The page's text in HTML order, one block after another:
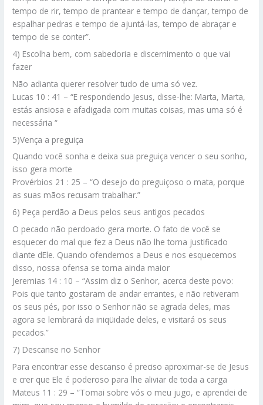
tempo de rir, tempo de prantear e tempo de dançar, tempo de
espalhar pedras e tempo de ajuntá-las, tempo de abraçar e
tempo de se conter”.
4) Escolha bem, com sabedoria e discernimento o que vai
fazer
Não adianta querer resolver tudo de uma só vez.
Lucas 10 : 41 – “E respondendo Jesus, disse-lhe: Marta, Marta,
estás ansiosa e afadigada com muitas coisas, mas uma só é
necessária “
5)Vença a preguiça
Quando você sonha e deixa sua preguiça vencer o seu sonho,
isso gera morte
Provérbios 21 : 25 – “O desejo do preguiçoso o mata, porque
as suas mãos recusam trabalhar.”
6) Peça perdão a Deus pelos seus antigos pecados
O pecado não perdoado gera morte. O fato de você se
esquecer do mal que fez a Deus não lhe torna justificado
diante dEle. Quando ofendemos a Deus e nos esquecemos
disso, nossa ofensa se torna ainda maior
Jeremias 14 : 10 – “Assim diz o Senhor, acerca deste povo:
Pois que tanto gostaram de andar errantes, e não retiveram
os seus pés, por isso o Senhor não se agrada deles, mas
agora se lembrará da iniqüidade deles, e visitará os seus
pecados.”
7) Descanse no Senhor
Para encontrar esse descanso é preciso aproximar-se de Jesus
e crer que Ele é poderoso para lhe aliviar de toda a carga
Mateus 11 : 29 – “Tomai sobre vós o meu jugo, e aprendei de